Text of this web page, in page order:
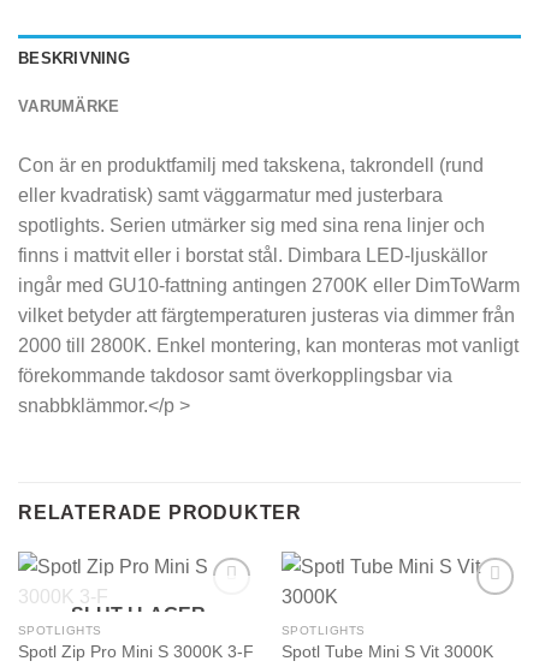
BESKRIVNING
VARUMÄRKE
Con är en produktfamilj med takskena, takrondell (rund
eller kvadratisk) samt väggarmatur med justerbara
spotlights. Serien utmärker sig med sina rena linjer och
finns i mattvit eller i borstat stål. Dimbara LED-ljuskällor
ingår med GU10-fattning antingen 2700K eller DimToWarm
vilket betyder att färgtemperaturen justeras via dimmer från
2000 till 2800K. Enkel montering, kan monteras mot vanligt
förekommande takdosor samt överkopplingsbar via
snabbklämmor.</p >
RELATERADE PRODUKTER
SLUT I LAGER
SPOTLIGHTS
Spotl Zip Pro Mini S 3000K 3-F
SPOTLIGHTS
Spotl Tube Mini S Vit 3000K